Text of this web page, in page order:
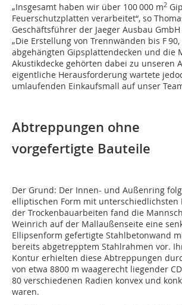
„Insgesamt haben wir über 100 000 m2
Feuerschutzplatten verarbeitet“, so
Geschäftsführer der Jaeger Ausbau GmbH
„Die Erstellung von Trennwänden bis F
abgehängten Gipsplattendecken und die
Akustikdecke gehörten dabei zu unseren
eigentliche Herausforderung wartete
umlaufenden Einkaufsmall auf unser
Abtreppungen ohne
vorgefertigte Bauteile
Der Grund: Der Innen- und Außenring
elliptischen Form mit unterschiedlichsten
der Trockenbauarbeiten fand die
Weinrich auf der Mallaußenseite eine
Ellipsenform gefertigte Stahlbetonwand
bereits abgetrepptem Stahlrahmen vor.
Kontur erhielten diese Abtreppungen
von etwa 8800 m waagerecht liegender
80 verschiedenen Radien konvex und
waren.